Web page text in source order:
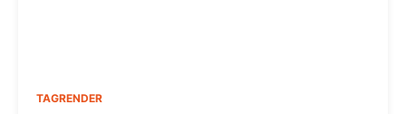
TAGRENDER